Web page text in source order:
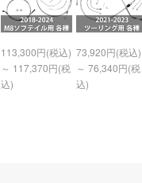
113,300円(税込)
～ 117,370円(税
込)
73,920円(税込)
～ 76,340円(税
込)